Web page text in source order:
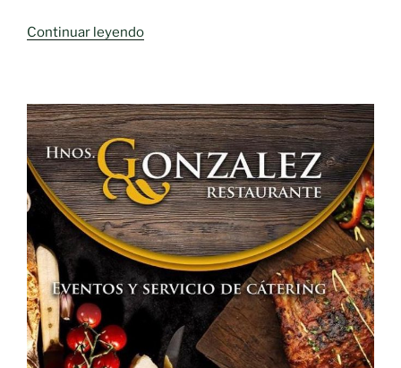
Continuar leyendo«La
no
cesa:
Piden
nuevas
elecciones
tras
un
intercambio
de
reproches»